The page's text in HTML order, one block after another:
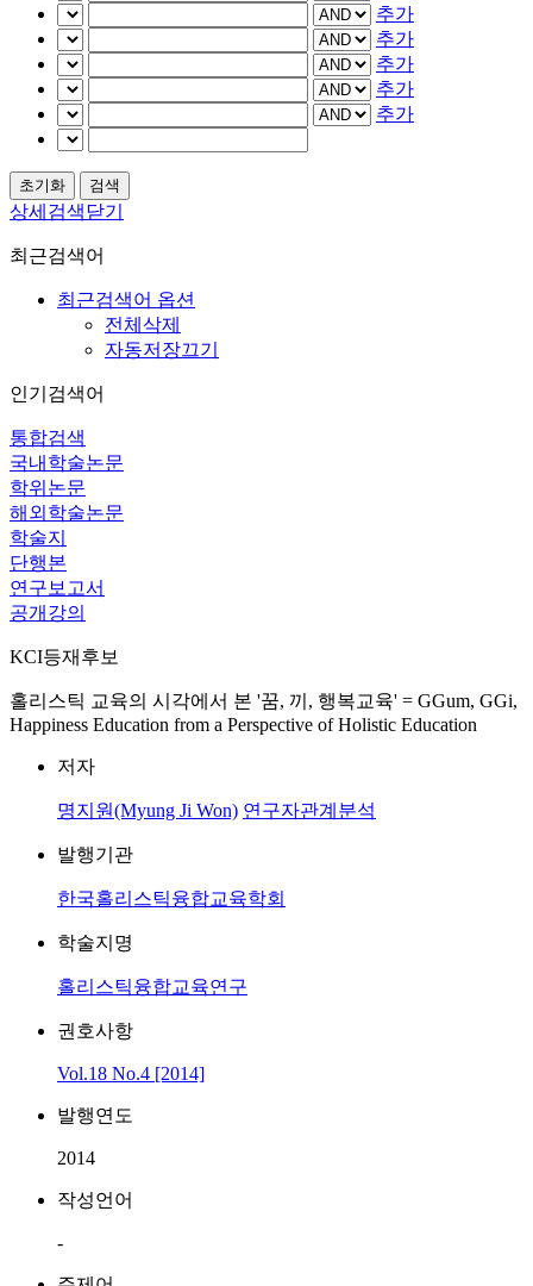
추가
추가
추가
추가
추가
상세검색닫기
최근검색어
최근검색어 옵션
전체삭제
자동저장끄기
인기검색어
통합검색
국내학술논문
학위논문
해외학술논문
학술지
단행본
연구보고서
공개강의
KCI등재후보
홀리스틱 교육의 시각에서 본 '꿈, 끼, 행복교육' = GGum, GGi,
Happiness Education from a Perspective of Holistic Education
저자
명지원(Myung Ji Won) 연구자관계분석
발행기관
한국홀리스틱융합교육학회
학술지명
홀리스틱융합교육연구
권호사항
Vol.18 No.4 [2014]
발행연도
2014
작성언어
-